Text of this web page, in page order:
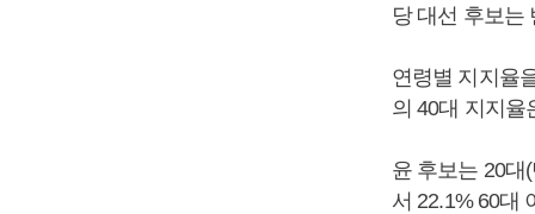
당 대선 후보는
연령별 지지율
의 40대 지지율
윤 후보는 20대
서 22.1% 60대